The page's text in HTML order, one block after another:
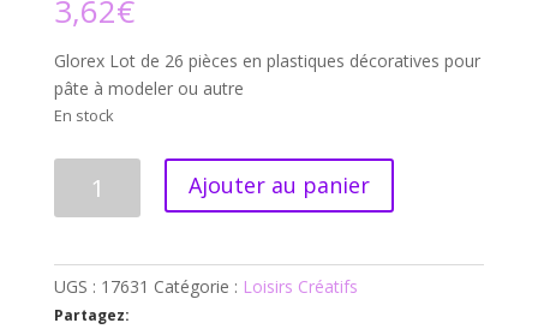
3,62€
Glorex Lot de 26 pièces en plastiques décoratives pour
pâte à modeler ou autre
En stock
de
26
Ajouter au panier
UGS : 17631 Catégorie : Loisirs Créatifs
Partagez: